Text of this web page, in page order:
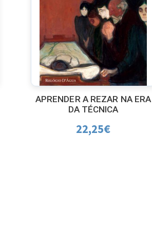
APRENDER A REZAR NA ERA
DA TÉCNICA
22,25€